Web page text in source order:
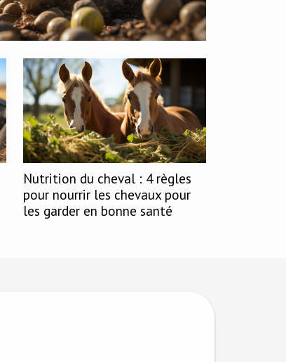
Nutrition du cheval : 4 règles
pour nourrir les chevaux pour
les garder en bonne santé